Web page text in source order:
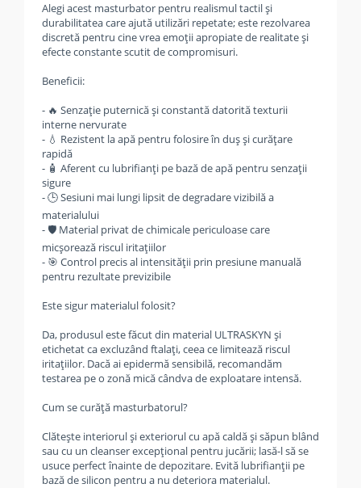
Alegi acest masturbator pentru realismul tactil și
durabilitatea care ajută utilizări repetate; este rezolvarea
discretă pentru cine vrea emoții apropiate de realitate și
efecte constante scutit de compromisuri.
Beneficii:
- 🔥 Senzație puternică și constantă datorită texturii
interne nervurate
- 💧 Rezistent la apă pentru folosire în duș și curățare
rapidă
- 🧴 Aferent cu lubrifianți pe bază de apă pentru senzații
sigure
- 🕒 Sesiuni mai lungi lipsit de degradare vizibilă a
materialului
- 🛡️ Material privat de chimicale periculoase care
micșorează riscul iritațiilor
- 🎯 Control precis al intensității prin presiune manuală
pentru rezultate previzibile
Este sigur materialul folosit?
Da, produsul este făcut din material ULTRASKYN și
etichetat ca excluzând ftalați, ceea ce limitează riscul
iritațiilor. Dacă ai epidermă sensibilă, recomandăm
testarea pe o zonă mică cândva de exploatare intensă.
Cum se curăță masturbatorul?
Clătește interiorul și exteriorul cu apă caldă și săpun blând
sau cu un cleanser excepțional pentru jucării; lasă-l să se
usuce perfect înainte de depozitare. Evită lubrifianții pe
bază de silicon pentru a nu deteriora materialul.